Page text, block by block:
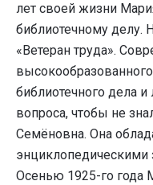
лет своей жизни
библиотечному делу.
«Ветеран труда».
библиотечного дела
вопроса, чтобы не
Семёновна. Она
энциклопедическими
Осенью 1925-го года